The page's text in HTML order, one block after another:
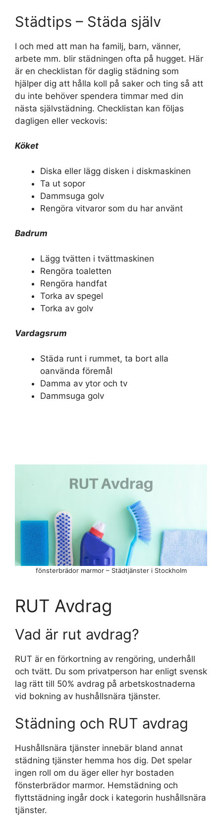
Städtips – Städa själv
I och med att man ha familj, barn, vänner,
arbete mm. blir städningen ofta på hugget. Här
är en checklistan för daglig städning som
hjälper dig att hålla koll på saker och ting så att
du inte behöver spendera timmar med din
nästa självstädning. Checklistan kan följas
dagligen eller veckovis:
Köket
Diska eller lägg disken i diskmaskinen
Ta ut sopor
Dammsuga golv
Rengöra vitvaror som du har använt
Badrum
Lägg tvätten i tvättmaskinen
Rengöra toaletten
Rengöra handfat
Torka av spegel
Torka av golv
Vardagsrum
Städa runt i rummet, ta bort alla
oanvända föremål
Damma av ytor och tv
Dammsuga golv
RUT Avdrag
Vad är rut avdrag?
RUT är en förkortning av rengöring, underhåll
och tvätt. Du som privatperson har enligt svensk
lag rätt till 50% avdrag på arbetskostnaderna
vid bokning av hushållsnära tjänster.
Städning och RUT avdrag
Hushållsnära tjänster innebär bland annat
städning tjänster hemma hos dig. Det spelar
ingen roll om du äger eller hyr bostaden
fönsterbrädor marmor. Hemstädning och
flyttstädning ingår dock i kategorin hushållsnära
tjänster.
fönsterbrädor marmor – Städtjänster i Stockholm